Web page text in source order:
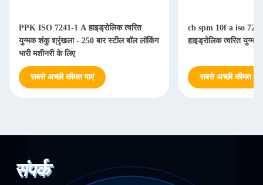
PPK ISO 7241-1 A हाइड्रोलिक त्वरित
युग्मक शंकु श्रृंखला - 250 बार स्टील बॉल लॉकिंग
भारी मशीनरी के लिए
सबसे अच्छी कीमत पाएं
cb spm 10f a iso
हाइड्रोलिक त्वरित युग्मन
सबसे अच्छी कीमत पाएं
संपर्क